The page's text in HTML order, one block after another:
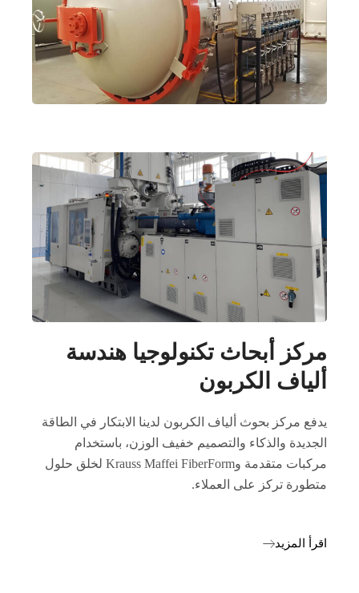
مركز أبحاث تكنولوجيا هندسة
ألياف الكربون
يدفع مركز بحوث ألياف الكربون لدينا الابتكار في الطاقة
الجديدة والذكاء والتصميم خفيف الوزن، باستخدام
مركبات متقدمة وKrauss Maffei FiberForm لخلق حلول
متطورة تركز على العملاء.
اقرأ المزيد